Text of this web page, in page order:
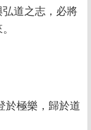
道之志，必將
於極樂，歸於道